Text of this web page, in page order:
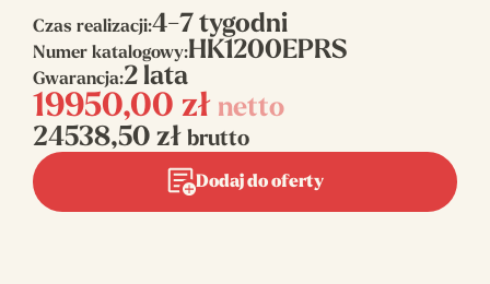
Czas realizacji:4-7 tygodni
Numer katalogowy:HK1200EPRS
Gwarancja:2 lata
19950,00 zł netto
24538,50 zł brutto
Dodaj do oferty